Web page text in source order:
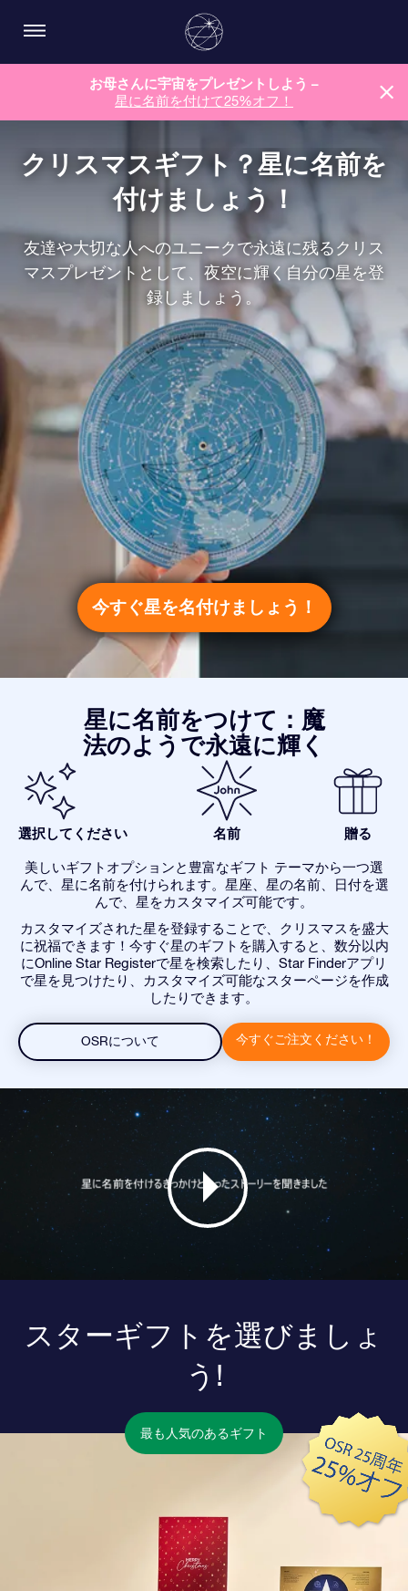
お母さんに宇宙をプレゼントしよう –
星に名前を付けて25%オフ！
クリスマスギフト？星に名前を
付けましょう！
友達や大切な人へのユニークで永遠に残るクリス
マスプレゼントとして、夜空に輝く自分の星を登
録しましょう。
今すぐ星を名付けましょう！
星に名前をつけて：魔
法のようで永遠に輝く
選択してください 名前 贈る
美しいギフトオプションと豊富なギフト テーマから一つ選
んで、星に名前を付けられます。星座、星の名前、日付を選
んで、星をカスタマイズ可能です。
カスタマイズされた星を登録することで、クリスマスを盛大
に祝福できます！今すぐ星のギフトを購入すると、数分以内
にOnline Star Registerで星を検索したり、Star Finderアプリ
で星を見つけたり、カスタマイズ可能なスターページを作成
したりできます。
OSRについて 今すぐご注文ください！
スターギフトを選びましょ
う!
最も人気のあるギフト